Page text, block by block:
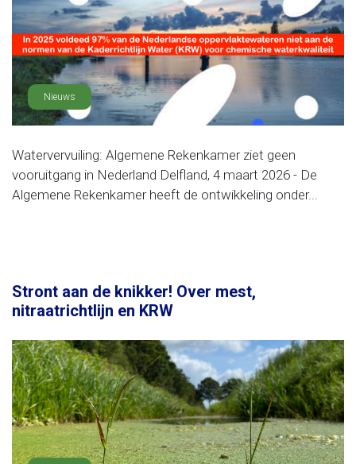
Nieuws
Watervervuiling: Algemene Rekenkamer ziet geen
vooruitgang in Nederland Delfland, 4 maart 2026 - De
Algemene Rekenkamer heeft de ontwikkeling onder...
Stront aan de knikker! Over mest,
nitraatrichtlijn en KRW